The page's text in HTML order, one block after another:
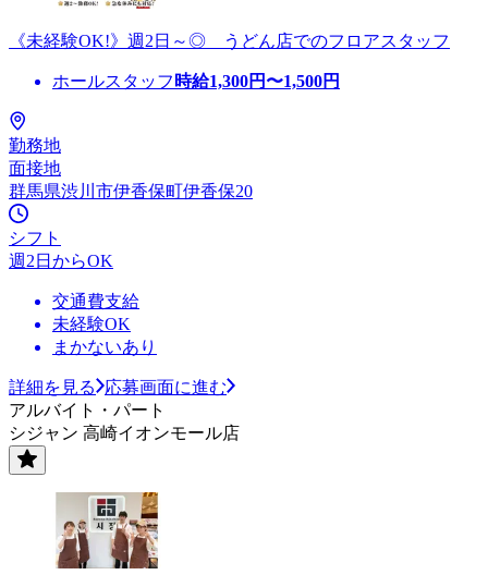
《未経験OK!》週2日～◎ うどん店でのフロアスタッフ
ホールスタッフ 時給1,300円〜1,500円
勤務地
面接地
群馬県渋川市伊香保町伊香保20
シフト
週2日からOK
交通費支給
未経験OK
まかないあり
詳細を見る
応募画面に進む
アルバイト・パート
シジャン 高崎イオンモール店